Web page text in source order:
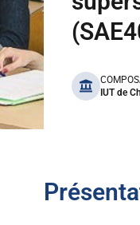
benefits
IUT de